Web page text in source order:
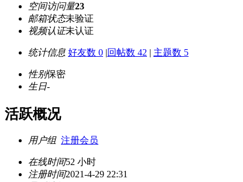
空间访问量23
邮箱状态未验证
视频认证未认证
统计信息 好友数 0 |回帖数 42 | 主题数 5
性别保密
生日-
活跃概况
用户组 注册会员
在线时间52 小时
注册时间2021-4-29 22:31